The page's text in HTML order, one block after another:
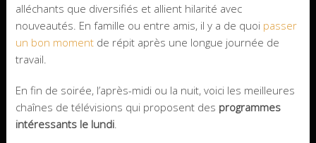
alléchants que diversifiés et allient hilarité avec
nouveautés. En famille ou entre amis, il y a de quoi passer
un bon momentde répit après une longue journée de
travail.
En fin de soirée, l’après-midi ou la nuit, voici les meilleures
chaînes de télévisions qui proposent des programmes
intéressants le lundi.